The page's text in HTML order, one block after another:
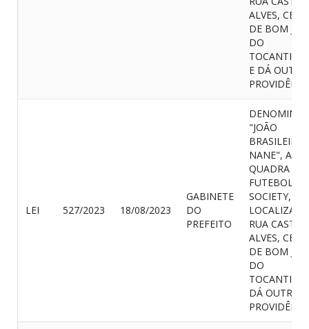
ALVES,
DE BOM
DO
E DÁ
LEI 527/2023 18/08/2023
GABINETE
DO
PREFEITO
DENOMINA
"JOÃO
BRASILEIRO
NANE", A
QUADRA DE
FUTEBOL
SOCIETY,
RUA CASTRO
ALVES,
DE BOM
DO
DÁ OUTRAS